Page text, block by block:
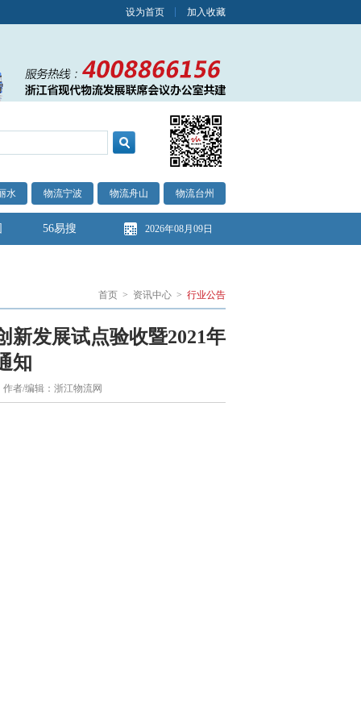
设为首页 加入收藏
水 物流宁波 物流舟山 物流台州
56易搜 2026年08月09日
首页 > 资讯中心 > 行业公告
新发展试点验收暨2021年
知
者/编辑：浙江物流网